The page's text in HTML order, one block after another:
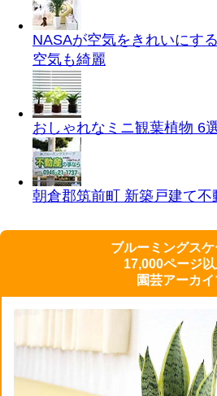
NASAが空気をきれいにす
空気も綺麗
おしゃれなミニ観葉植物 6
朝倉郡筑前町 新築戸建て不
ブルーミングス
17,000ページ
園芸アーカ